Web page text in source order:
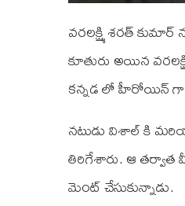
వరలక్ష్మి శరత్
కూతురు అయిన
కన్నడ లో హీరోయిన్ గా
నటుడు విశాల్ కి
తిరిగేశారు. ఆ
మెంట్ చేసుకున్నాడు.